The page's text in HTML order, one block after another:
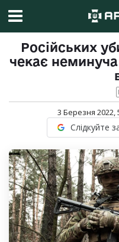
Російських
чекає неминуча
3 Березня 2022,
Слідкуйте